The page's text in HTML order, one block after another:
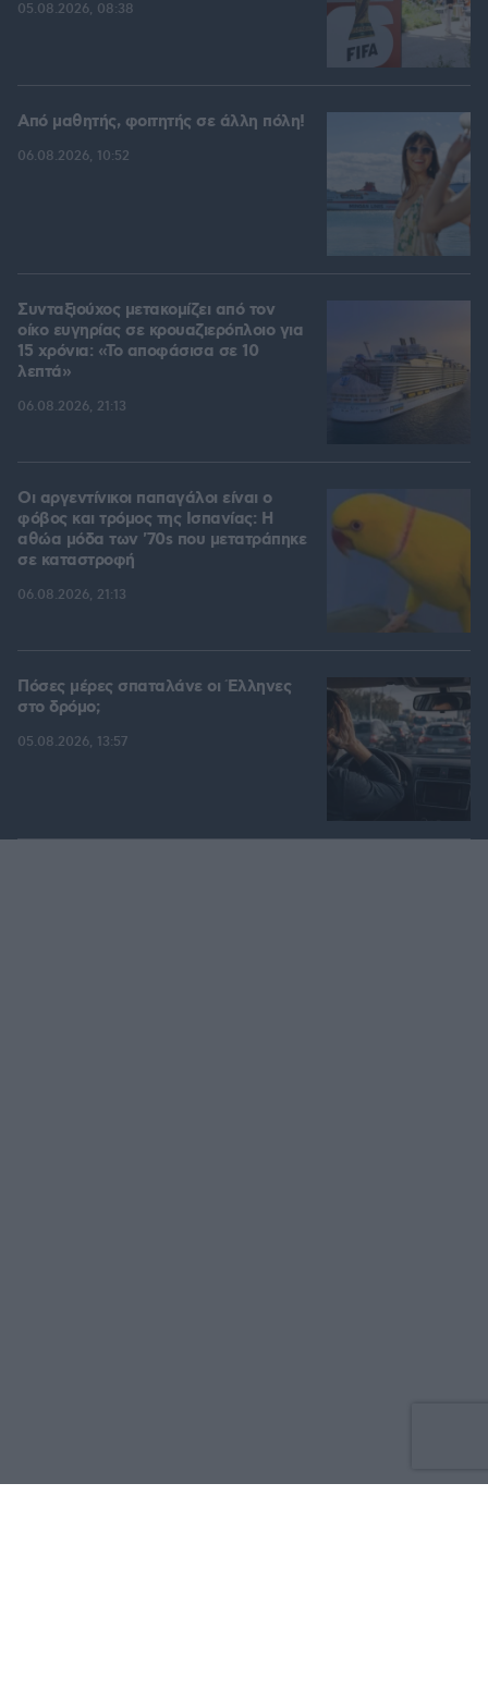
05.08.2026, 08:38
Από μαθητής, φοιτητής σε άλλη πόλη!
06.08.2026, 10:52
Συνταξιούχος μετακομίζει από τον
οίκο ευγηρίας σε κρουαζιερόπλοιο για
15 χρόνια: «Το αποφάσισα σε 10
λεπτά»
06.08.2026, 21:13
Οι αργεντίνικοι παπαγάλοι είναι ο
φόβος και τρόμος της Ισπανίας: Η
αθώα μόδα των '70s που μετατράπηκε
σε καταστροφή
06.08.2026, 21:13
Πόσες μέρες σπαταλάνε οι Έλληνες
στο δρόμο;
05.08.2026, 13:57